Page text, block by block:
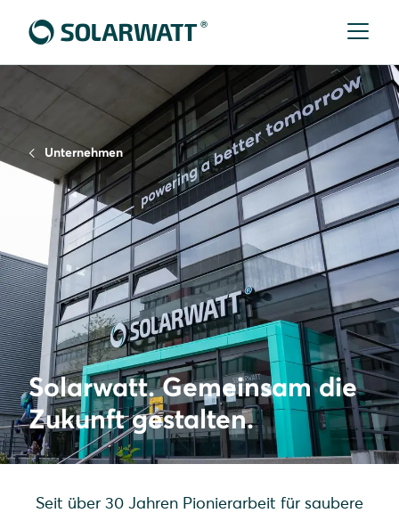
Unternehmen
Solarwatt. Gemeinsam die
Zukunft gestalten.
Seit über 30 Jahren Pionierarbeit für saubere